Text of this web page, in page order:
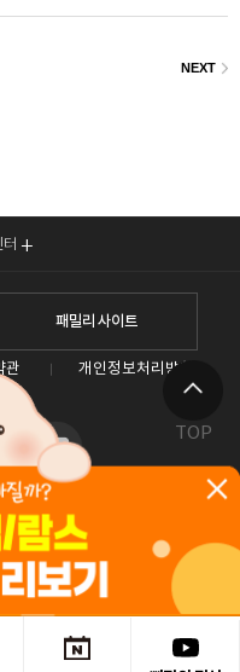
TOP
터
패밀리 사이트
관 개인정보처리방침
로벌365mc병원
52길 7, 3~4층(서초동, 제일빌딩) /